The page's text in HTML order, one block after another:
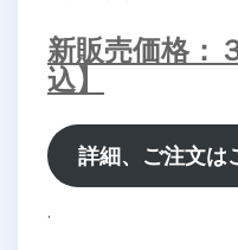
新販売価格：
込】
詳細、ご注文は
.